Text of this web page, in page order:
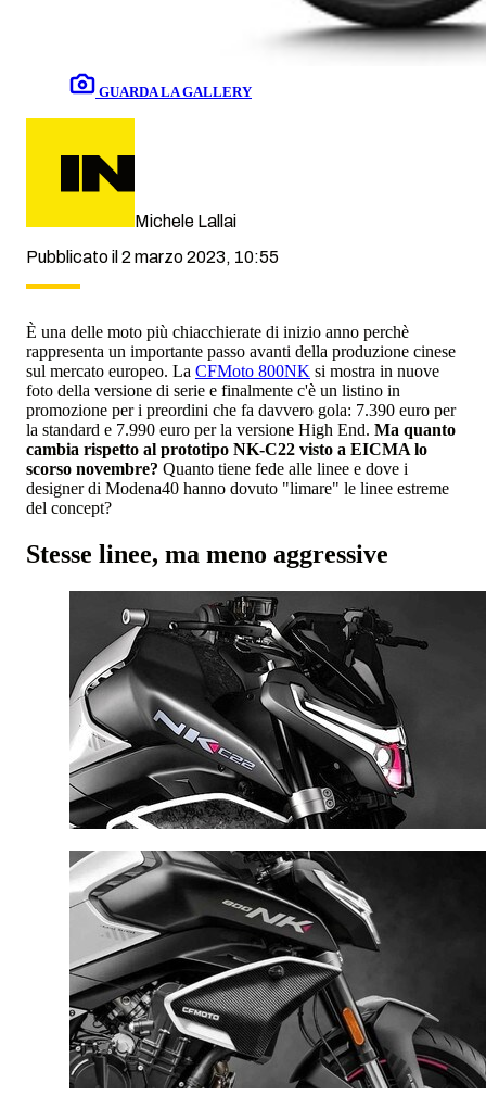
GUARDA LA GALLERY
Michele Lallai
Pubblicato il 2 marzo 2023, 10:55
È una delle moto più chiacchierate di inizio anno perchè
rappresenta un importante passo avanti della produzione cinese
sul mercato europeo. La CFMoto 800NK si mostra in nuove
foto della versione di serie e finalmente c'è un listino in
promozione per i preordini che fa davvero gola: 7.390 euro per
la standard e 7.990 euro per la versione High End. Ma quanto
cambia rispetto al prototipo NK-C22 visto a EICMA lo
scorso novembre? Quanto tiene fede alle linee e dove i
designer di Modena40 hanno dovuto "limare" le linee estreme
del concept?
Stesse linee, ma meno aggressive